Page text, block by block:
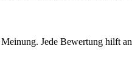
Jede Bewertung hilft